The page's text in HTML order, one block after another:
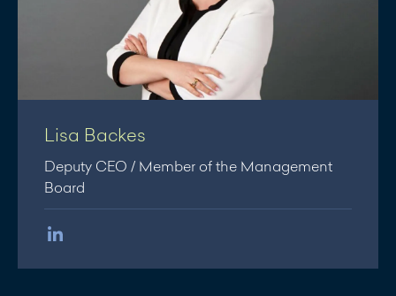
Lisa Backes
Deputy CEO / Member of the Management
Board